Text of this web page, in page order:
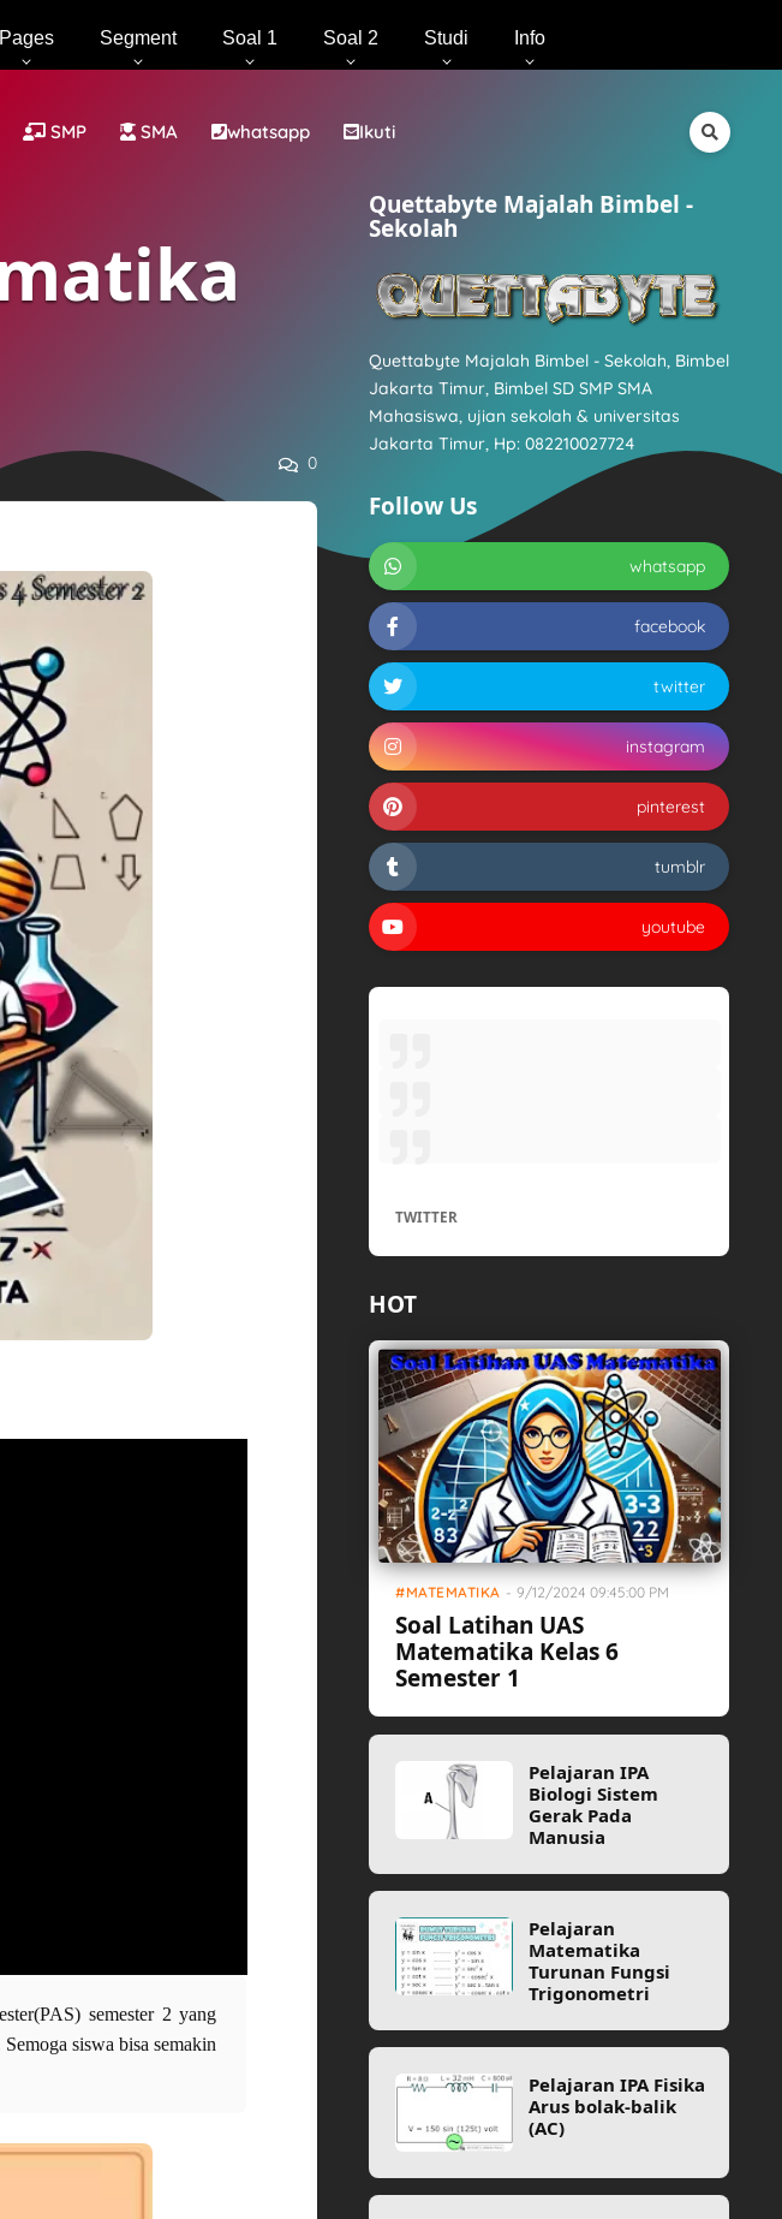
Pages Segment Soal 1 Soal 2 Studi Info
SMP SMA whatsapp Ikuti
0
semester 2 yang
siswa bisa semakin
Quettabyte Majalah Bimbel -
Sekolah
Quettabyte Majalah Bimbel - Sekolah, Bimbel
Jakarta Timur, Bimbel SD SMP SMA
Mahasiswa, ujian sekolah & universitas
Jakarta Timur, Hp: 082210027724
Follow Us
whatsapp
facebook
twitter
instagram
pinterest
tumblr
youtube
TWITTER
HOT
MATEMATIKA - 9/12/2024 09:45:00 PM
Soal Latihan UAS
Matematika Kelas 6
Semester 1
Pelajaran IPA
Biologi Sistem
Gerak Pada
Manusia
Pelajaran
Matematika
Turunan Fungsi
Trigonometri
Pelajaran IPA Fisika
Arus bolak-balik
(AC)